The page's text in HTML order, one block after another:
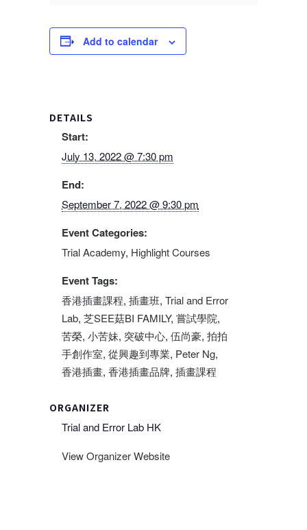
Add to calendar
DETAILS
Start:
July 13, 2022 @ 7:30 pm
End:
September 7, 2022 @ 9:30 pm
Event Categories:
Trial Academy, Highlight Courses
Event Tags:
香港插畫課程, 插畫班, Trial and Error
Lab, 芝SEE菇BI FAMILY, 嘗試學院,
苦榮, 小苦妹, 突破中心, 伍尚豪, 拍拍
手創作室, 從興趣到專業, Peter Ng,
香港插畫, 香港插畫品牌, 插畫課程
ORGANIZER
Trial and Error Lab HK
View Organizer Website